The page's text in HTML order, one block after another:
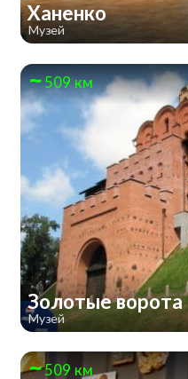
Ханенко
Музей
509 км
Золотые ворота
Музей
509 км